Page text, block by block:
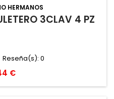
HERMANOS
3CLAV 4 PZ
Reseña(s): 0
€